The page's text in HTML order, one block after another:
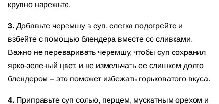
крупно нарежьте.
3. Добавьте черемшу в суп, слегка подогрейте и
взбейте с помощью блендера вместе со сливками.
Важно не переваривать черемшу, чтобы суп сохранил
ярко-зеленый цвет, и не измельчать ее слишком долго
блендером – это поможет избежать горьковатого вкуса.
4. Приправьте суп солью, перцем, мускатным орехом и